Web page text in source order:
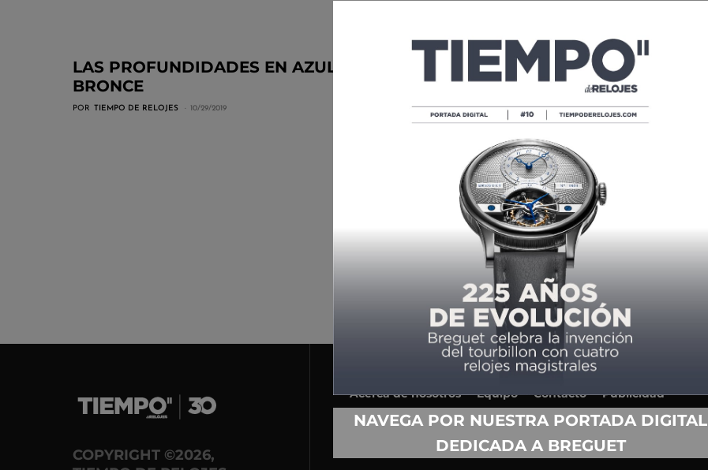
LAS PROFUNDIDADES EN AZUL Y
BRONCE
POR TIEMPO DE RELOJES 10/29/2019
COPYRIGHT ©2026,
Acerca de nosotros Equipo Contacto
Publicidad
Anuario
Términos y condiciones de uso
NAVEGA POR NUESTRA PORTADA DIGITAL
DEDICADA A BREGUET